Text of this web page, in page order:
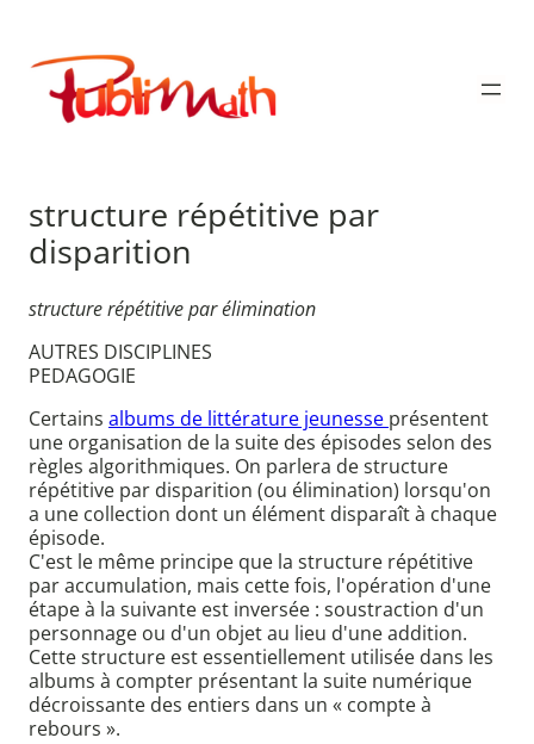
contenu
Publimath
structure répétitive par
disparition
structure répétitive par élimination
AUTRES DISCIPLINES
PEDAGOGIE
Certains albums de littérature jeunesse présentent
une organisation de la suite des épisodes selon des
règles algorithmiques. On parlera de structure
répétitive par disparition (ou élimination) lorsqu'on
a une collection dont un élément disparaît à chaque
épisode.
C'est le même principe que la structure répétitive
par accumulation, mais cette fois, l'opération d'une
étape à la suivante est inversée : soustraction d'un
personnage ou d'un objet au lieu d'une addition.
Cette structure est essentiellement utilisée dans les
albums à compter présentant la suite numérique
décroissante des entiers dans un « compte à
rebours ».